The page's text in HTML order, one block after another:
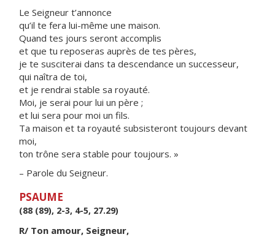
Le Seigneur t’annonce
qu’il te fera lui-même une maison.
Quand tes jours seront accomplis
et que tu reposeras auprès de tes pères,
je te susciterai dans ta descendance un successeur,
qui naîtra de toi,
et je rendrai stable sa royauté.
Moi, je serai pour lui un père ;
et lui sera pour moi un fils.
Ta maison et ta royauté subsisteront toujours devant
moi,
ton trône sera stable pour toujours. »
– Parole du Seigneur.
PSAUME
(88 (89), 2-3, 4-5, 27.29)
R/ Ton amour, Seigneur,